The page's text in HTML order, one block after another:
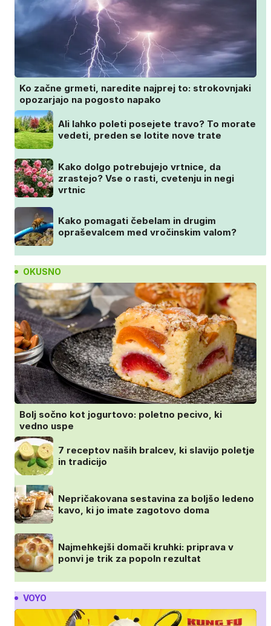
Ko začne grmeti, naredite najprej to: strokovnjaki
opozarjajo na pogosto napako
Ali lahko poleti posejete travo? To morate
vedeti, preden se lotite nove trate
Kako dolgo potrebujejo vrtnice, da
zrastejo? Vse o rasti, cvetenju in negi
vrtnic
Kako pomagati čebelam in drugim
opraševalcem med vročinskim valom?
OKUSNO
Bolj sočno kot jogurtovo: poletno pecivo, ki
vedno uspe
7 receptov naših bralcev, ki slavijo poletje
in tradicijo
Nepričakovana sestavina za boljšo ledeno
kavo, ki jo imate zagotovo doma
Najmehkejši domači kruhki: priprava v
ponvi je trik za popoln rezultat
VOYO